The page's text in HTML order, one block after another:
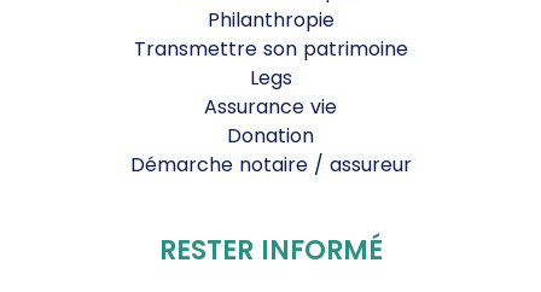
Philanthropie
Transmettre son patrimoine
Legs
Assurance vie
Donation
Démarche notaire / assureur
RESTER INFORMÉ